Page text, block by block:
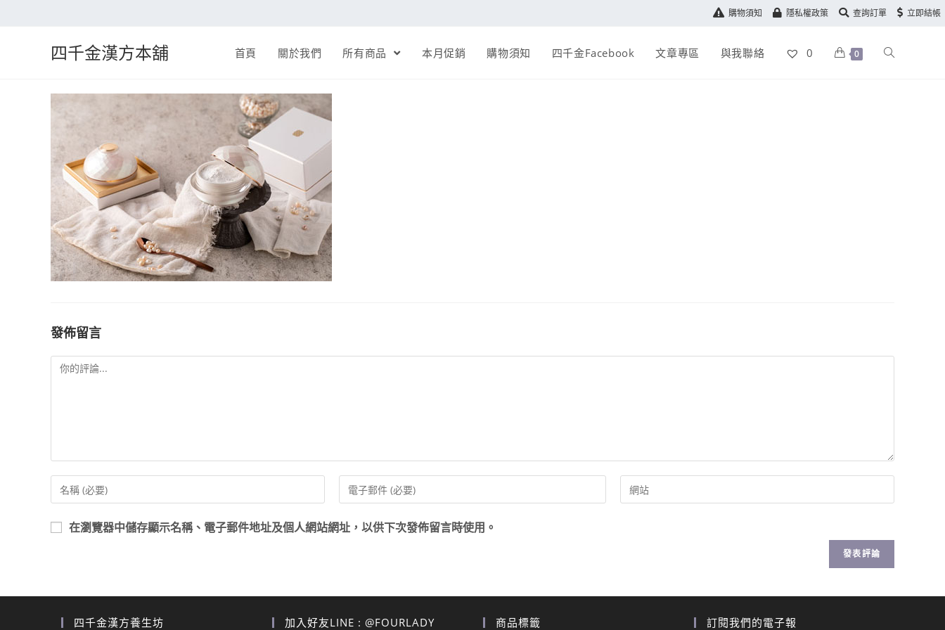
購物須知 隱私權政策 查詢訂單 立即結帳
四千金漢方本舖 首頁 關於我們 所有商品 本月促銷 購物須知 四千金Facebook 文章專區 與我聯絡 0 0
發佈留言
在瀏覽器中儲存顯示名稱、電子郵件地址及個人網站網址，以供下次發佈留言時使用。
四千金漢方養生坊 加入好友LINE : @FOURLADY 商品標籤 訂閱我們的電子報